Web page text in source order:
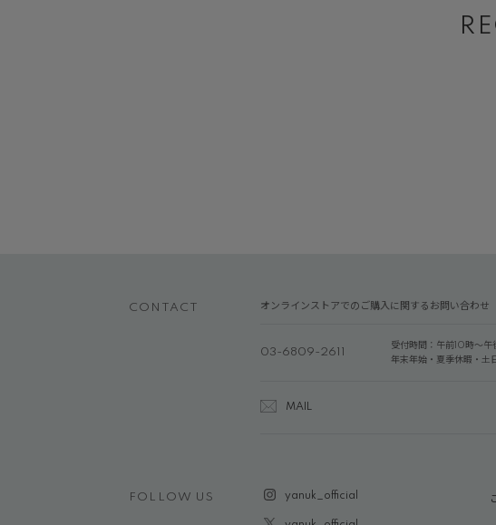
CONTACT オンラインストアでのご購入に関するお問い合わせ
03-6809-2611
受付時間：午前10時～午
年末年始・夏季休暇・土
MAIL
FOLLOW US yanuk_official